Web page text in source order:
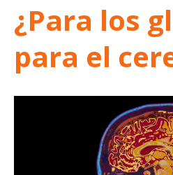
¿Para los
para el